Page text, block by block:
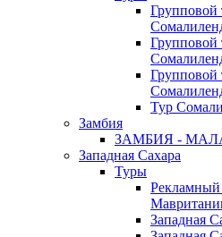
Групповой
Групповой
Тур
Замбия
ЗАМБИЯ -
Западная Сахара
Туры
Рекламный
Западная